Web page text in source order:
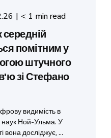
< 1 min read
середній
помітним у
штучного
зі Стефано
видимість в
наук Ной-Ульма. У
вона досліджує, ...